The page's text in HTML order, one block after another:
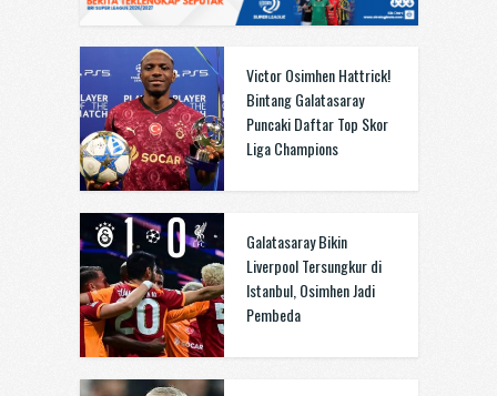
Victor Osimhen Hattrick!
Bintang Galatasaray
Puncaki Daftar Top Skor
Liga Champions
Galatasaray Bikin
Liverpool Tersungkur di
Istanbul, Osimhen Jadi
Pembeda